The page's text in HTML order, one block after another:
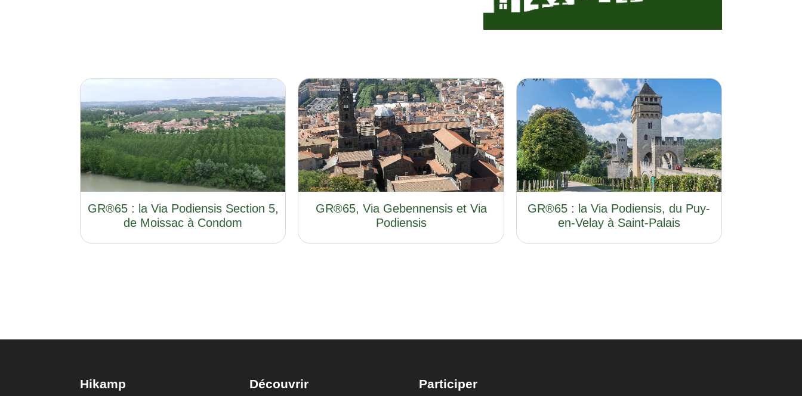
GR®65 : la Via Podiensis Section 5,
de Moissac à Condom
GR®65, Via Gebennensis et Via
Podiensis
GR®65 : la Via Podiensis, du Puy-
en-Velay à Saint-Palais
Hikamp Découvrir Participer